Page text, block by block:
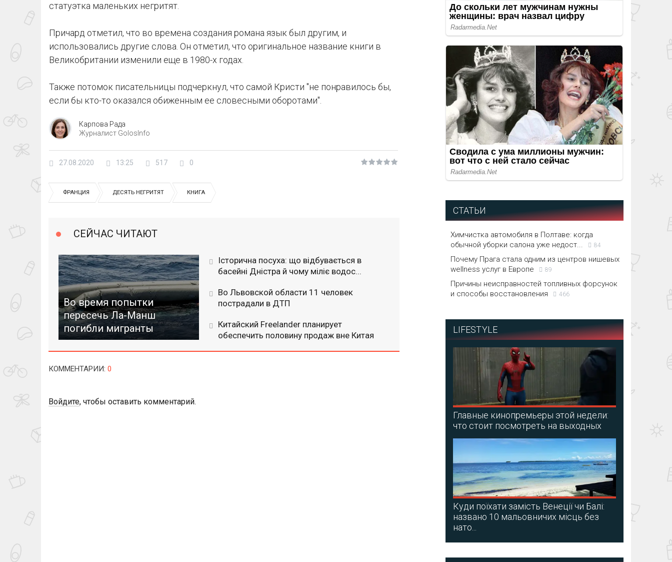
статуэтка маленьких негритят.
Причард отметил, что во времена создания романа язык был другим, и
использовались другие слова. Он отметил, что оригинальное название книги в
Великобритании изменили еще в 1980-х годах.
Также потомок писательницы подчеркнул, что самой Кристи "не понравилось бы,
если бы кто-то оказался обиженным ее словесными оборотами".
Карпова Рада
Журналист GolosInfo
27.08.2020 13:25 517 0
ФРАНЦИЯ ДЕСЯТЬ НЕГРИТЯТ КНИГА
СЕЙЧАС ЧИТАЮТ
Во время попытки
пересечь Ла-Манш
погибли мигранты
Історична посуха: що відбувається в
басейні Дністра й чому міліє водос...
Во Львовской области 11 человек
пострадали в ДТП
Китайский Freelander планирует
обеспечить половину продаж вне Китая
КОММЕНТАРИИ: 0
Войдите, чтобы оставить комментарий.
СТАТЬИ
Химчистка автомобиля в Полтаве: когда
обычной уборки салона уже недост...
84
Почему Прага стала одним из центров нишевых
wellness услуг в Европе
89
Причины неисправностей топливных форсунок
и способы восстановления
466
LIFESTYLE
Главные кинопремьеры этой недели:
что стоит посмотреть на выходных
Куди поїхати замість Венеції чи Балі:
названо 10 мальовничих місць без
нато...